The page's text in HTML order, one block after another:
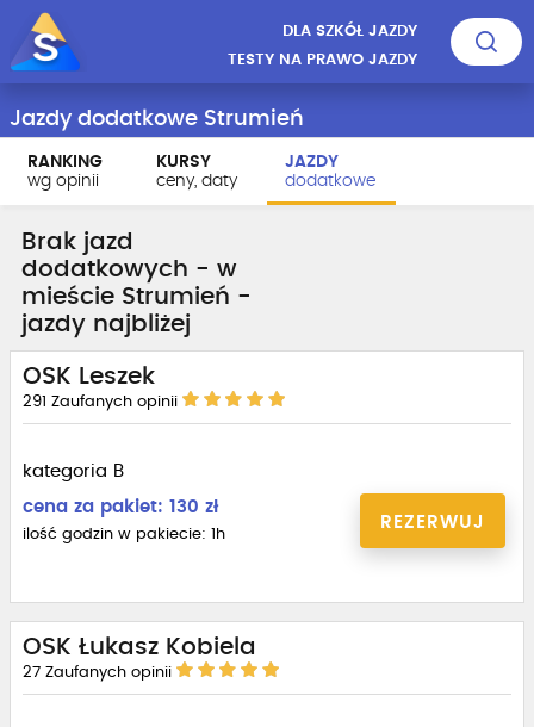
DLA SZKÓŁ JAZDY
TESTY NA PRAWO JAZDY
Jazdy dodatkowe Strumień
RANKING
wg opinii
KURSY
ceny, daty
JAZDY
dodatkowe
Brak jazd
dodatkowych - w
mieście Strumień -
jazdy najbliżej
OSK Leszek
291 Zaufanych opinii
kategoria B
cena za pakiet: 130 zł
ilość godzin w pakiecie: 1h
REZERWUJ
OSK Łukasz Kobiela
27 Zaufanych opinii